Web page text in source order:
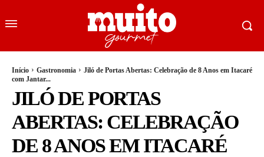
Início Gastronomia
Jiló de Portas Abertas: Celebração de 8 Anos em Itacaré
com Jantar...
JILÓ DE PORTAS
ABERTAS: CELEBRAÇÃO
DE 8 ANOS EM ITACARÉ